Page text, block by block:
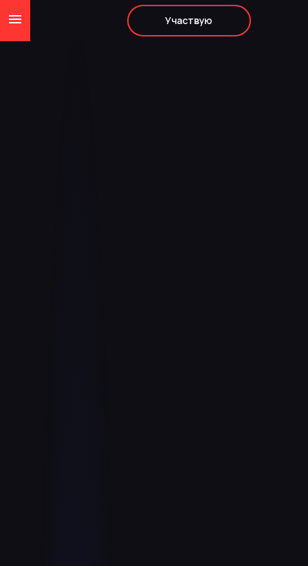
Участвую